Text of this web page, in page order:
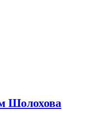
Шолохова